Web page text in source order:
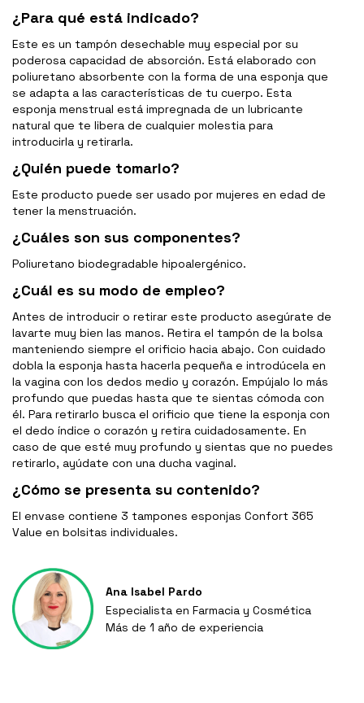
¿Para qué está indicado?
Este es un tampón desechable muy especial por su
poderosa capacidad de absorción. Está elaborado con
poliuretano absorbente con la forma de una esponja que
se adapta a las características de tu cuerpo. Esta
esponja menstrual está impregnada de un lubricante
natural que te libera de cualquier molestia para
introducirla y retirarla.
¿Quién puede tomarlo?
Este producto puede ser usado por mujeres en edad de
tener la menstruación.
¿Cuáles son sus componentes?
Poliuretano biodegradable hipoalergénico.
¿Cuál es su modo de empleo?
Antes de introducir o retirar este producto asegúrate de
lavarte muy bien las manos. Retira el tampón de la bolsa
manteniendo siempre el orificio hacia abajo. Con cuidado
dobla la esponja hasta hacerla pequeña e introdúcela en
la vagina con los dedos medio y corazón. Empújalo lo más
profundo que puedas hasta que te sientas cómoda con
él. Para retirarlo busca el orificio que tiene la esponja con
el dedo índice o corazón y retira cuidadosamente. En
caso de que esté muy profundo y sientas que no puedes
retirarlo, ayúdate con una ducha vaginal.
¿Cómo se presenta su contenido?
El envase contiene 3 tampones esponjas Confort 365
Value en bolsitas individuales.
Ana Isabel Pardo
Especialista en Farmacia y Cosmética
Más de 1 año de experiencia